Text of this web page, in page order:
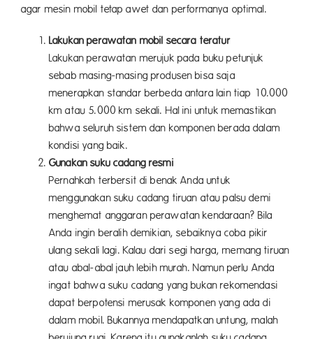
agar mesin mobil tetap awet dan performanya optimal.
Lakukan perawatan mobil secara teratur
Lakukan perawatan merujuk pada buku petunjuk
sebab masing-masing produsen bisa saja
menerapkan standar berbeda antara lain tiap 10.000
km atau 5.000 km sekali. Hal ini untuk memastikan
bahwa seluruh sistem dan komponen berada dalam
kondisi yang baik.
Gunakan suku cadang resmi
Pernahkah terbersit di benak Anda untuk
menggunakan suku cadang tiruan atau palsu demi
menghemat anggaran perawatan kendaraan? Bila
Anda ingin beralih demikian, sebaiknya coba pikir
ulang sekali lagi. Kalau dari segi harga, memang tiruan
atau abal-abal jauh lebih murah. Namun perlu Anda
ingat bahwa suku cadang yang bukan rekomendasi
dapat berpotensi merusak komponen yang ada di
dalam mobil. Bukannya mendapatkan untung, malah